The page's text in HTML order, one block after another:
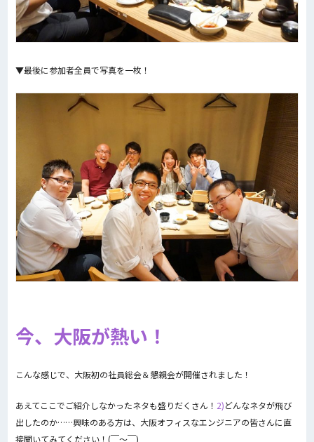
▼最後に参加者全員で写真を一枚！
今、大阪が熱い！
こんな感じで、大阪初の社員総会＆懇親会が開催されました！
あえてここでご紹介しなかったネタも盛りだくさん！ 2)どんなネタが飛び
出したのか……興味のある方は、大阪オフィスなエンジニアの皆さんに直
接聞いてみてください！(￣〜￣)